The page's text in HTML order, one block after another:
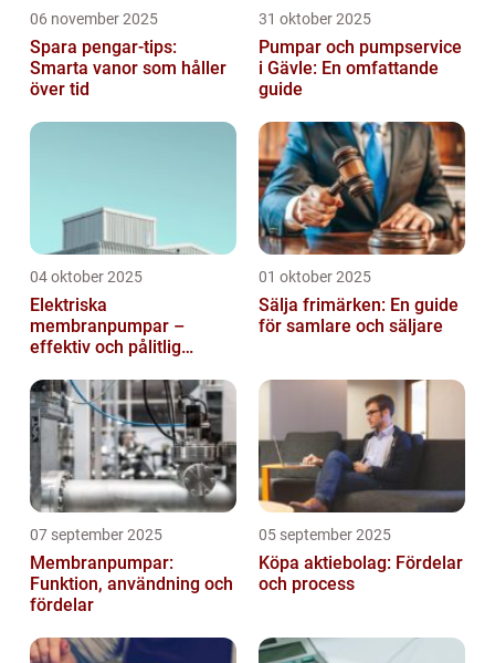
06 november 2025
Spara pengar-tips:
Smarta vanor som håller
över tid
31 oktober 2025
Pumpar och pumpservice
i Gävle: En omfattande
guide
04 oktober 2025
Elektriska
membranpumpar –
effektiv och pålitlig
01 oktober 2025
Sälja frimärken: En guide
för samlare och säljare
07 september 2025
Membranpumpar:
Funktion, användning och
fördelar
05 september 2025
Köpa aktiebolag: Fördelar
och process